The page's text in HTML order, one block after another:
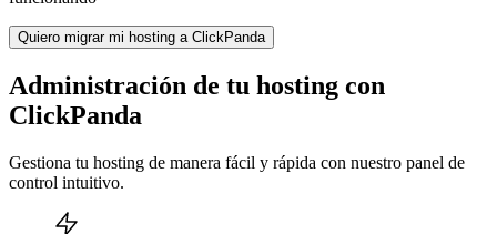
Quiero migrar mi hosting a ClickPanda
Administración de tu hosting con
ClickPanda
Gestiona tu hosting de manera fácil y rápida con nuestro panel de
control intuitivo.